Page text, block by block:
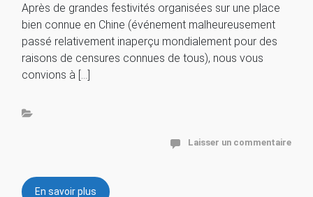
Après de grandes festivités organisées sur une place
bien connue en Chine (événement malheureusement
passé relativement inaperçu mondialement pour des
raisons de censures connues de tous), nous vous
convions à […]
Laisser un commentaire
En savoir plus